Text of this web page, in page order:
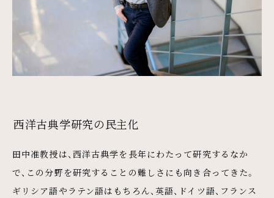
西洋古典学研究の民主化
田中准教授は、西洋古典学を長年にわたって研究するなか
で、この分野を研究することの難しさにも向き合ってきた。
ギリシア語やラテン語はもちろん、英語、ドイツ語、フランス